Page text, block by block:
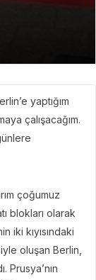
yaptığım
çalışacağım.
çoğumuz
blokları olarak
iki kıyısındaki
oluşan Berlin,
Prusya’nın